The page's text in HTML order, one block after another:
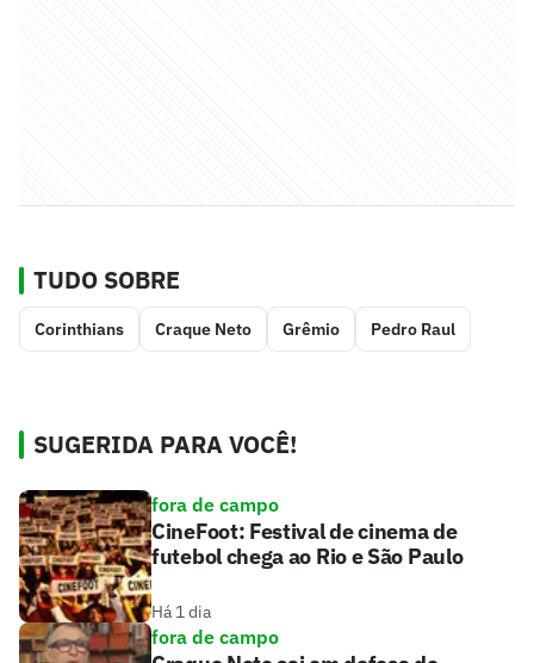
TUDO SOBRE
Corinthians Craque Neto Grêmio Pedro Raul
SUGERIDA PARA VOCÊ!
fora de campo
CineFoot: Festival de cinema de
futebol chega ao Rio e São Paulo
Há 1 dia
fora de campo